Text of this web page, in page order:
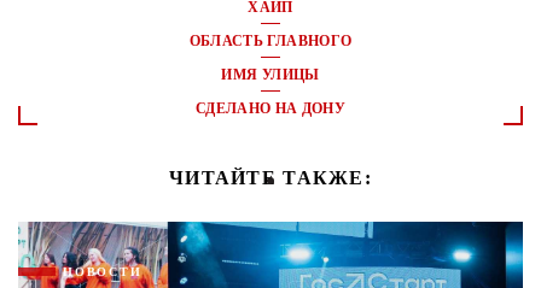
ХАЙП
ОБЛАСТЬ ГЛАВНОГО
ИМЯ УЛИЦЫ
СДЕЛАНО НА ДОНУ
ЧИТАЙТЕ ТАКЖЕ:
НОВОСТИ